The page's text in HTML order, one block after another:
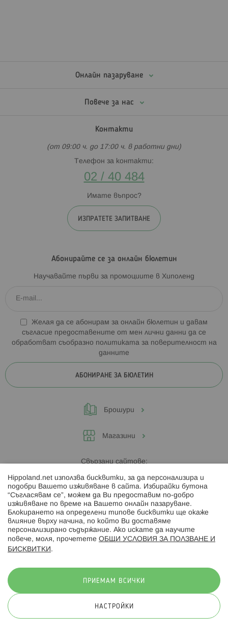
Онлайн пазаруване
Повече за нас
Контакти
(от 09:00 ч. до 17:00 ч. в работни дни)
Телефон за контакти:
02 / 40 484
Имате въпрос?
ИЗПРАТЕТЕ ЗАПИТВАНЕ
Абонирайте се за онлайн бюлетин
Научавайте първи за промоциите в Хиполенд
Желая да се абонирам за онлайн бюлетин и давам
съгласие предоставените от мен лични данни да се
обработват съобразно политиката за поверителност на
данните
АБОНИРАНЕ ЗА БЮЛЕТИН
Брошури
Магазини
Свързани сайтове:
Hippoland.ro
Последвайте ни:
© 2026 Hippoland.net. Всички права запазени
Hippoland.net използва бисквитки, за да персонализира и
подобри Вашето изживяване в сайта. Избирайки бутона
“Съгласявам се”, можем да Ви предоставим по-добро
изживяване по време на Вашето онлайн пазаруване.
Блокирането на определени типове бисквитки ще окаже
влияние върху начина, по който Ви доставяме
персонализирано съдържание. Ако искате да научите
повече, моля, прочетете ОБЩИ УСЛОВИЯ ЗА ПОЛЗВАНЕ И
БИСКВИТКИ .
ПРИЕМАМ ВСИЧКИ
НАСТРОЙКИ